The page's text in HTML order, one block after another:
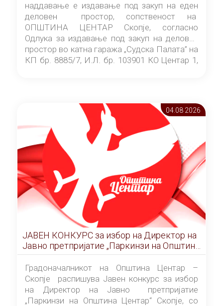
наддавање е издавање под закуп на еден
деловен простор, сопственост на
ОПШТИНА ЦЕНТАР Скопје, согласно
Одлука за издавање под закуп на деловен
простор во катна гаража „Судска Палата” на
КП бр. 8885/7, И.Л. бр. 103901 КО Центар 1,
Скопје” број 9/2026), за времетраење од 3
(три) години од денот на потпишувањето на
Договорот за закуп со најповолниот
понудувач.
04.08 2026
ЈАВЕН КОНКУРС за избор на Директор на
Јавно претпријатие „Паркинзи на Општина
Центар“ – Скопје
Градоначалникот на Општина Центар –
Скопје распишува Јавен конкурс за избор
на Директор на Јавно претпријатие
„Паркинзи на Општина Центар“ Скопје, со